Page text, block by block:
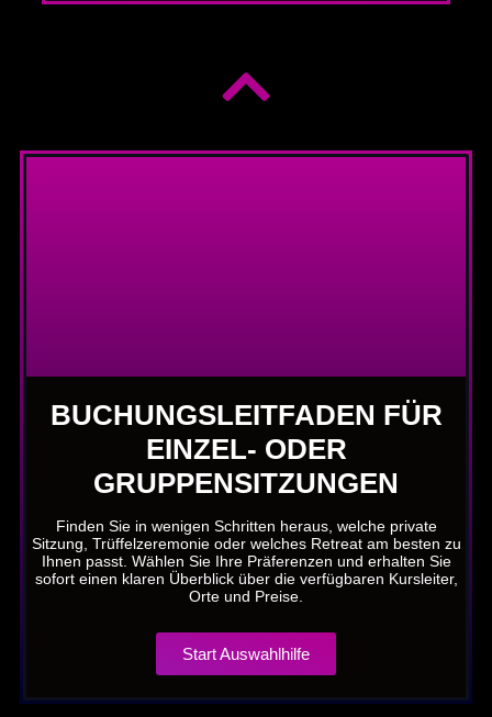
BUCHUNGSLEITFADEN FÜR
EINZEL- ODER
GRUPPENSITZUNGEN
Finden Sie in wenigen Schritten heraus, welche private
Sitzung, Trüffelzeremonie oder welches Retreat am besten zu
Ihnen passt. Wählen Sie Ihre Präferenzen und erhalten Sie
sofort einen klaren Überblick über die verfügbaren Kursleiter,
Orte und Preise.
Start Auswahlhilfe